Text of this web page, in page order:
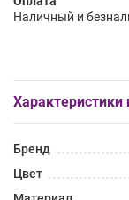
Наличный и
Бренд
Цвет